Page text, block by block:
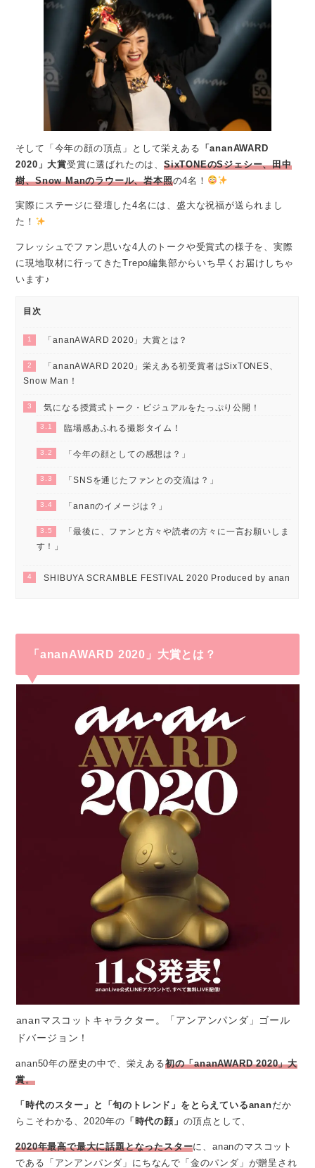
そして「今年の顔の頂点」として栄えある 「ananAWARD
2020」大賞受賞に選ばれたのは、 SixTONEのSジェシー、田中
樹、Snow Manのラウール、岩本照の4名！
実際にステージに登壇した4名には、盛大な祝福が送られまし
た！
フレッシュでファン思いな4人のトークや受賞式の様子を、実際
に現地取材に行ってきたTrepo編集部からいち早くお届けしちゃ
います♪
目次
1 「ananAWARD 2020」大賞とは？
2
「ananAWARD 2020」栄えある初受賞者はSixTONES、
Snow Man！
3 気になる授賞式トーク・ビジュアルをたっぷり公開！
3.1 臨場感あふれる撮影タイム！
3.2 「今年の顔としての感想は？」
3.3 「SNSを通じたファンとの交流は？」
3.4 「ananのイメージは？」
3.5
「最後に、ファンと方々や読者の方々に一言お願いしま
す！」
4 SHIBUYA SCRAMBLE FESTIVAL 2020 Produced by anan
「ananAWARD 2020」大賞とは？
ananマスコットキャラクター。「アンアンパンダ」ゴール
ドバージョン！
anan50年の歴史の中で、栄えある初の「ananAWARD 2020」大
賞。
「時代のスター」と「旬のトレンド」をとらえているananだか
らこそわかる、2020年の 「時代の顔」 の頂点として、
2020年最高で最大に話題となったスターに、ananのマスコット
である「アンアンパンダ」にちなんで「金のパンダ」が贈呈され